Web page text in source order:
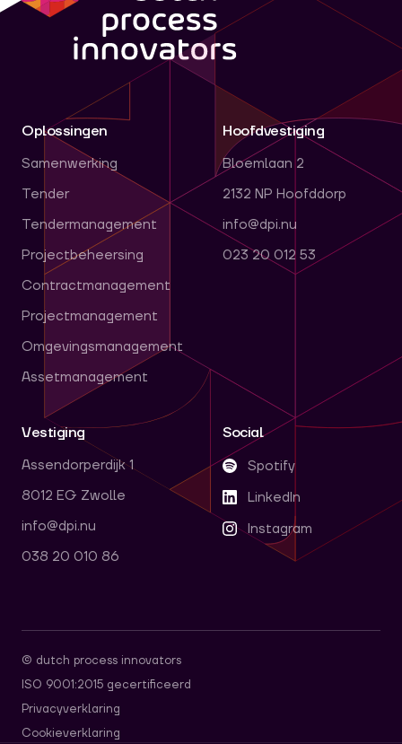
Oplossingen
Samenwerking
Tender
Tendermanagement
Projectbeheersing
Contractmanagement
Projectmanagement
Omgevingsmanagement
Assetmanagement
Hoofdvestiging
Bloemlaan 2
2132 NP Hoofddorp
info@dpi.nu
023 20 012 53
Vestiging
Assendorperdijk 1
8012 EG Zwolle
info@dpi.nu
038 20 010 86
Social
Spotify
LinkedIn
Instagram
© dutch process innovators
ISO 9001:2015 gecertificeerd
Privacyverklaring
Cookieverklaring